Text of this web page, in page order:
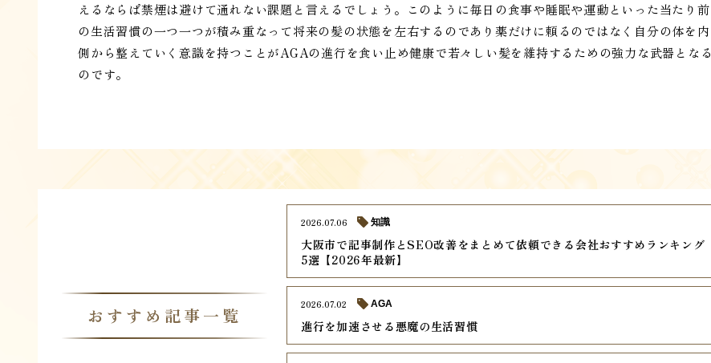
えるならば禁煙は避けて通れない課題と言えるでしょう。このように毎日の食事や睡眠や運動といった当たり前
の生活習慣の一つ一つが積み重なって将来の髪の状態を左右するのであり薬だけに頼るのではなく自分の体を内
側から整えていく意識を持つことがAGAの進行を食い止め健康で若々しい髪を維持するための強力な武器となる
のです。
おすすめ記事一覧
大阪市で記事制作とSEO改善をまとめて依頼できる会社おすすめランキング
5選【2026年最新】
2026.07.06 知識
進行を加速させる悪魔の生活習慣
2026.07.02 AGA